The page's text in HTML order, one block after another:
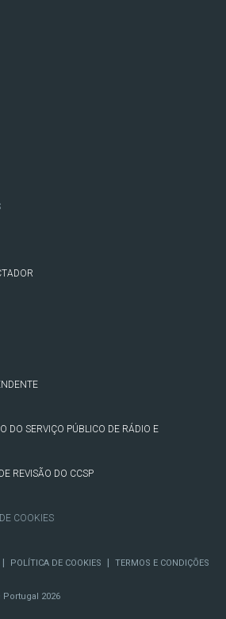
DO SERVIÇO PÚBLICO DE RÁDIO E
REVISÃO DO CCSP
COOKIES
POLÍTICA DE COOKIES TERMOS E CONDIÇÕES
Portugal 2026